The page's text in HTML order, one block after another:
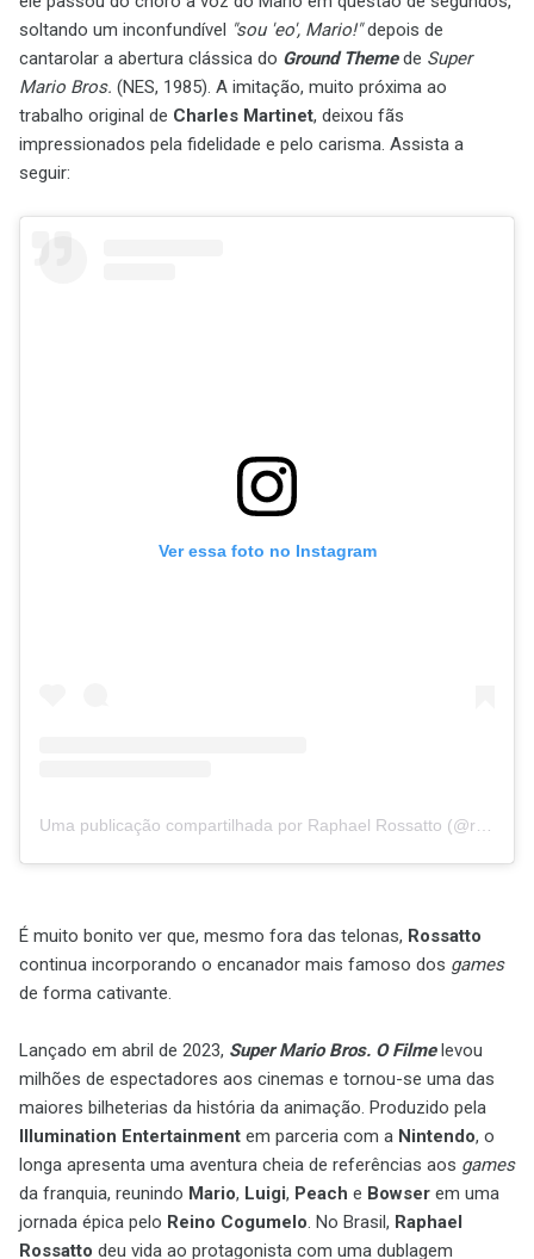
soltando um inconfundível "sou 'eo', Mario!"depois de
cantarolar a abertura clássica do Ground Themede Super
Mario Bros. (NES, 1985). A imitação, muito próxima ao
trabalho original de Charles Martinet, deixou fãs
impressionados pela fidelidade e pelo carisma. Assista a
seguir:
Ver essa foto no Instagram
É muito bonito ver que, mesmo fora das telonas, Rossatto
continua incorporando o encanador mais famoso dos games
de forma cativante.
Lançado em abril de 2023, Super Mario Bros. O Filmelevou
milhões de espectadores aos cinemas e tornou-se uma das
maiores bilheterias da história da animação. Produzido pela
Illumination Entertainment em parceria com a Nintendo, o
longa apresenta uma aventura cheia de referências aos games
da franquia, reunindo Mario, Luigi, Peach e Bowser em uma
jornada épica pelo Reino Cogumelo. No Brasil, Raphael
Rossatto deu vida ao protagonista com uma dublagem